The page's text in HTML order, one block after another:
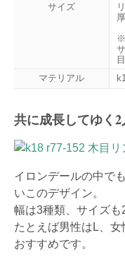
サイズ
※
マテリアル
共に成長してゆく
イロンデールの中で
いこのデザイン。
幅は3種類、サイズも
たとえば男性はL、
おすすめです。